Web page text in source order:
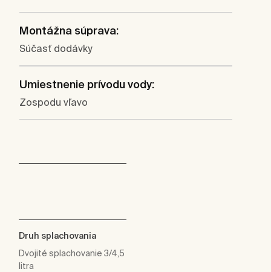
Montážna súprava:
Súčasť dodávky
Umiestnenie prívodu vody:
Zospodu vľavo
Druh splachovania
Dvojité splachovanie 3/4,5
litra